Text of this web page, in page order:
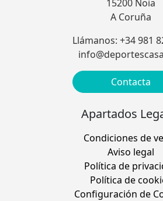
15200 Noia
A Coruña
Llámanos: +34 981
Contacta
Apartados
Condiciones de
Aviso legal
Política de
Política de
Configuración de